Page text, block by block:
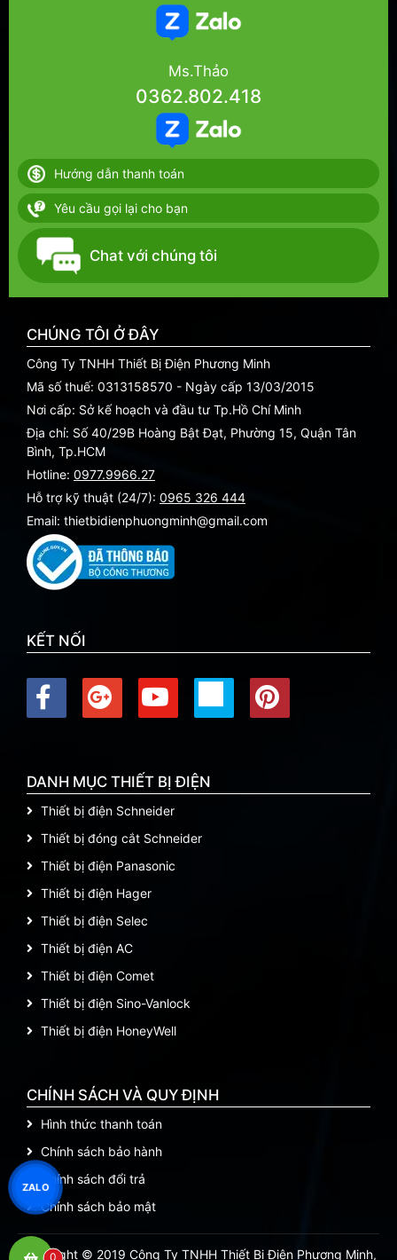
Ms.Thảo
0362.802.418
Hướng dẫn thanh toán
Yêu cầu gọi lại cho bạn
Chat với chúng tôi
CHÚNG TÔI Ở ĐÂY
Công Ty TNHH Thiết Bị Điện Phương Minh
Mã số thuế: 0313158570 - Ngày cấp 13/03/2015
Nơi cấp: Sở kế hoạch và đầu tư Tp.Hồ Chí Minh
Địa chỉ: Số 40/29B Hoàng Bật Đạt, Phường 15, Quận Tân
Bình, Tp.HCM
Hotline: 0977.9966.27
Hỗ trợ kỹ thuật (24/7): 0965 326 444
Email: thietbidienphuongminh@gmail.com
KẾT NỐI
DANH MỤC THIẾT BỊ ĐIỆN
Thiết bị điện Schneider
Thiết bị đóng cắt Schneider
Thiết bị điện Panasonic
Thiết bị điện Hager
Thiết bị điện Selec
Thiết bị điện AC
Thiết bị điện Comet
Thiết bị điện Sino-Vanlock
Thiết bị điện HoneyWell
CHÍNH SÁCH VÀ QUY ĐỊNH
Hình thức thanh toán
Chính sách bảo hành
Chính sách đổi trả
Chính sách bảo mật
Copyright © 2019 Công Ty TNHH Thiết Bị Điện Phương Minh,
0
ZALO